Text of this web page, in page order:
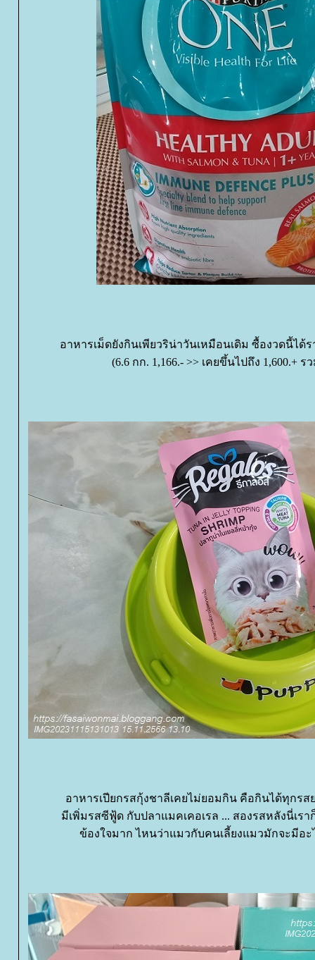
อาหารเม็ดยังกินเพียวริน่าวันเหมือนเดิม ซื้องวดนี้ได้
(6.6 กก. 1,166.- >> เคยขึ้นไปถึง 1,600.+
อาหารเปียกรสกุ้งชาลีเคยไม่ยอมกิน คือกินได้ทุกรส
มีเพิ่มรสซีฟู้ด กับปลาแมคเคอเรล ... สองรสหลังนี่เรา
ข้องใจมาก ไหนว่าแมวกับคนเลี้ยงแมวมักจะมีอะ